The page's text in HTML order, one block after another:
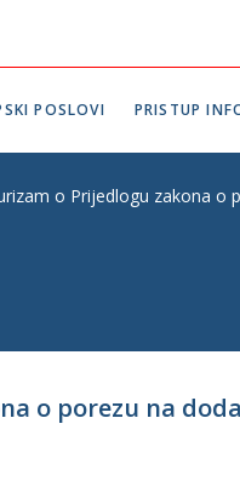
POSLOVI PRISTUP
o Prijedlogu zakona o
o porezu na